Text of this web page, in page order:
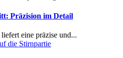
Präzision im Detail
eine präzise und...